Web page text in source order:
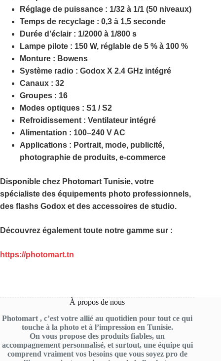
Réglage de puissance : 1/32 à 1/1 (50 niveaux)
Temps de recyclage : 0,3 à 1,5 seconde
Durée d’éclair : 1/2000 à 1/800 s
Lampe pilote : 150 W, réglable de 5 % à 100 %
Monture : Bowens
Système radio : Godox X 2.4 GHz intégré
Canaux : 32
Groupes : 16
Modes optiques : S1 / S2
Refroidissement : Ventilateur intégré
Alimentation : 100–240 V AC
Applications : Portrait, mode, publicité,
photographie de produits, e-commerce
Disponible chez Photomart Tunisie, votre
spécialiste des équipements photo professionnels,
des flashs Godox et des accessoires de studio.
Découvrez également toute notre gamme sur :
https://photomart.tn
À propos de nous
Photomart , c’est votre allié au quotidien pour tout ce qui
touche à la photo et à l’impression en Tunisie.
On vous propose des produits fiables, un
accompagnement personnalisé, et surtout, une équipe qui
comprend vraiment vos besoins que vous soyez pro de